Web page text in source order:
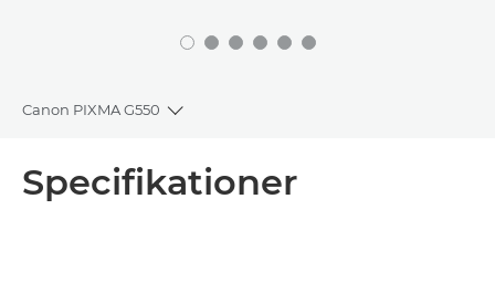
Canon PIXMA G550
Toggle breadcrumbs
Specifikationer